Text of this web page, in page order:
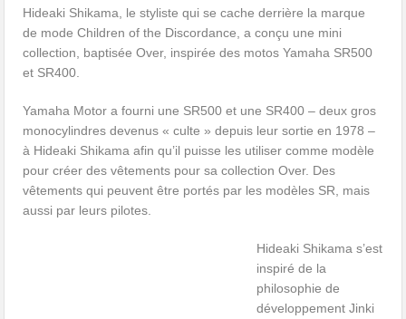
Hideaki Shikama, le styliste qui se cache derrière la marque
de mode Children of the Discordance, a conçu une mini
collection, baptisée Over, inspirée des motos Yamaha SR500
et SR400.
Yamaha Motor a fourni une SR500 et une SR400 – deux gros
monocylindres devenus « culte » depuis leur sortie en 1978 –
à Hideaki Shikama afin qu’il puisse les utiliser comme modèle
pour créer des vêtements pour sa collection Over. Des
vêtements qui peuvent être portés par les modèles SR, mais
aussi par leurs pilotes.
Hideaki Shikama s’est
inspiré de la
philosophie de
développement Jinki